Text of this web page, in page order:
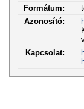
Formátum:
Azonosító:
Kapcsolat: